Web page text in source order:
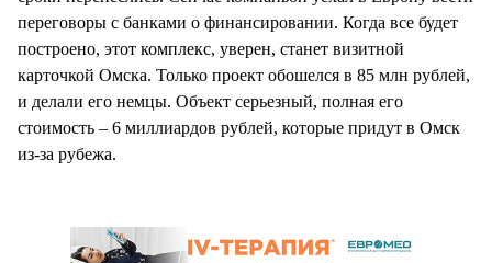
переговоры с банками о финансировании. Когда все будет
построено, этот комплекс, уверен, станет визитной
карточкой Омска. Только проект обошелся в 85 млн рублей,
и делали его немцы. Объект серьезный, полная его
стоимость – 6 миллиардов рублей, которые придут в Омск
из-за рубежа.